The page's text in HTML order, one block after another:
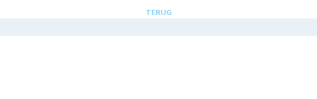
TERUG